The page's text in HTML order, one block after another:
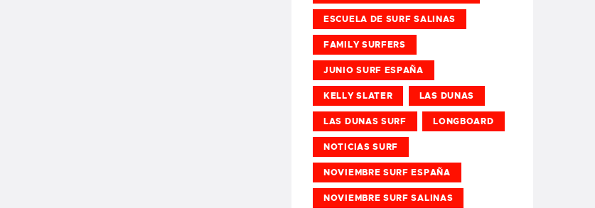
ESCUELA DE SURF SALINAS
FAMILY SURFERS
JUNIO SURF ESPAÑA
KELLY SLATER LAS DUNAS
LAS DUNAS SURF LONGBOARD
NOTICIAS SURF
NOVIEMBRE SURF ESPAÑA
NOVIEMBRE SURF SALINAS